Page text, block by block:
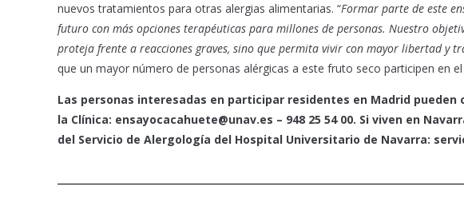
nuevos tratamientos para otras alergias alimentarias. “Formar parte de este
futuro con más opciones terapéuticas para millones de personas. Nuestro
proteja frente a reacciones graves, sino que permita vivir con mayor libertad y
que un mayor número de personas alérgicas a este fruto seco participen en
Las personas interesadas en participar residentes en Madrid
la Clínica: ensayocacahuete@unav.es – 948 25 54 00. Si viven en
del Servicio de Alergología del Hospital Universitario de Navarra: